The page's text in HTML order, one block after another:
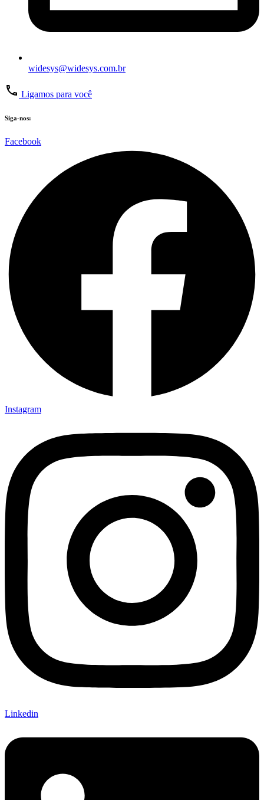
widesys@widesys.com.br
Ligamos para você
Siga-nos:
Facebook
Instagram
Linkedin